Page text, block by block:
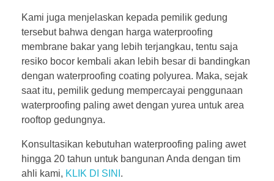
Kami juga menjelaskan kepada pemilik gedung
tersebut bahwa dengan harga waterproofing
membrane bakar yang lebih terjangkau, tentu saja
resiko bocor kembali akan lebih besar di bandingkan
dengan waterproofing coating polyurea. Maka, sejak
saat itu, pemilik gedung mempercayai penggunaan
waterproofing paling awet dengan yurea untuk area
rooftop gedungnya.
Konsultasikan kebutuhan waterproofing paling awet
hingga 20 tahun untuk bangunan Anda dengan tim
ahli kami, KLIK DI SINI .